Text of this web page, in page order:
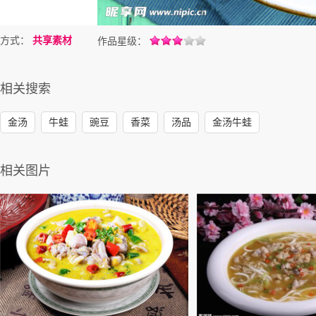
方式： 共享素材 作品星级：
相关搜索
金汤 牛蛙 豌豆 香菜 汤品 金汤牛蛙
相关图片